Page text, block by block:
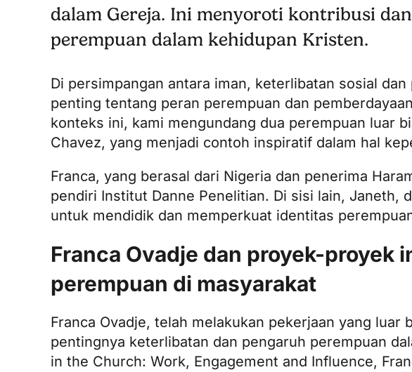
dalam Gereja. Ini menyoroti kontribusi
perempuan dalam kehidupan Kristen.
Di persimpangan antara iman, keterlibatan sosial
penting tentang peran perempuan dan
konteks ini, kami mengundang dua perempuan luar
Chavez, yang menjadi contoh inspiratif dalam hal
Franca, yang berasal dari Nigeria dan penerima
pendiri Institut Danne Penelitian. Di sisi lain, Janeth,
untuk mendidik dan memperkuat identitas
Franca Ovadje dan proyek-proyek
perempuan di masyarakat
Franca Ovadje, telah melakukan pekerjaan yang
pentingnya keterlibatan dan pengaruh perempuan
in the Church: Work, Engagement and Influence,